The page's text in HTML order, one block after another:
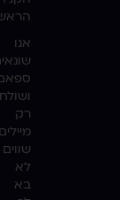
אנו
רק
שווים
לא
בא